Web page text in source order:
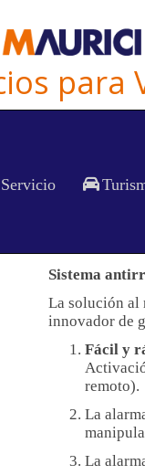
para
Sistema
La solución al
innovador de
Fácil y
remoto).
La
La